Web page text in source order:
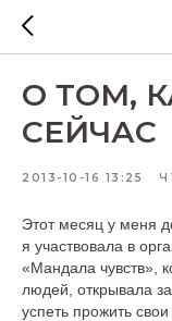
О ТОМ,
СЕЙЧАС
2013-10-16 13:25
Этот месяц у меня
я участвовала в
«Мандала чувств»,
людей, открывала
успеть прожить свои